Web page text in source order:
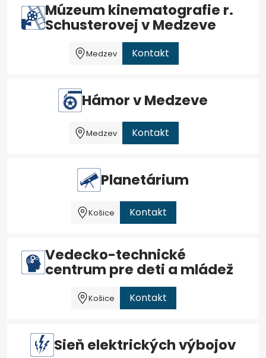
Múzeum kinematografie r.
Schusterovej v Medzeve
Medzev Kontakt
Hámor v Medzeve
Medzev Kontakt
Planetárium
Košice Kontakt
Vedecko-technické
centrum pre deti a mládež
Košice Kontakt
Sieň elektrických výbojov